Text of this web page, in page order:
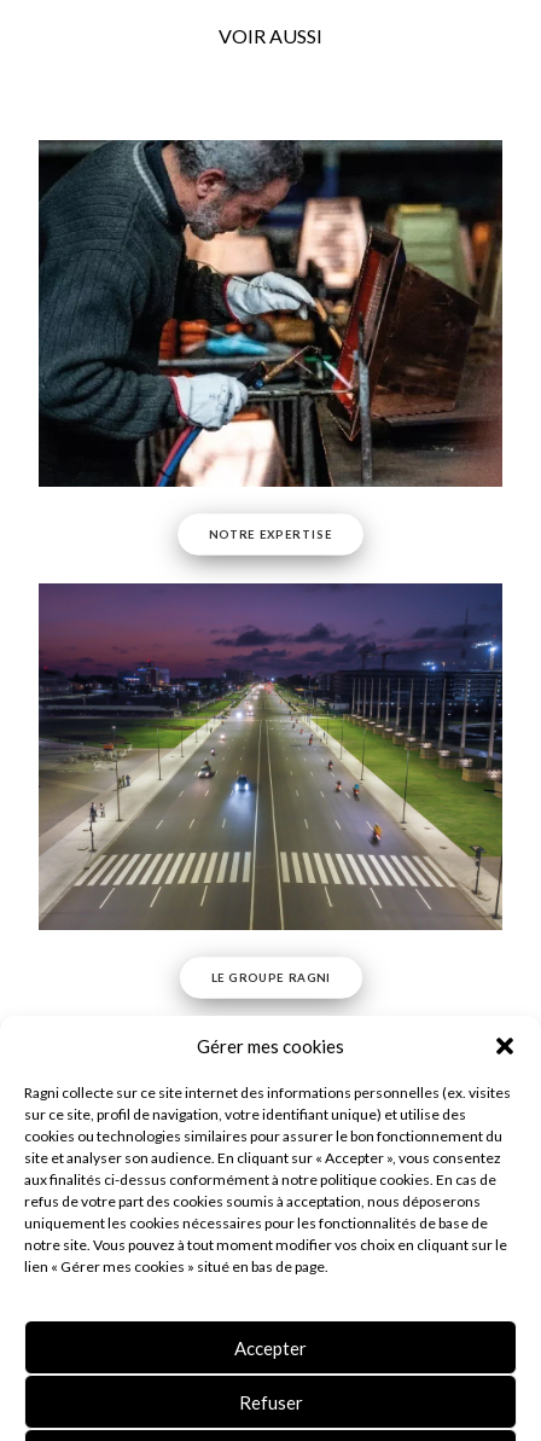
Gérer mes cookies
Ragni collecte sur ce site internet des informations personnelles (ex. visites
sur ce site, profil de navigation, votre identifiant unique) et utilise des
cookies ou technologies similaires pour assurer le bon fonctionnement du
site et analyser son audience. En cliquant sur « Accepter », vous consentez
aux finalités ci-dessus conformément à notre politique cookies. En cas de
refus de votre part des cookies soumis à acceptation, nous déposerons
uniquement les cookies nécessaires pour les fonctionnalités de base de
notre site. Vous pouvez à tout moment modifier vos choix en cliquant sur le
lien « Gérer mes cookies » situé en bas de page.
Accepter
Refuser
VOIR AUSSI
NOTRE EXPERTISE
LE GROUPE RAGNI